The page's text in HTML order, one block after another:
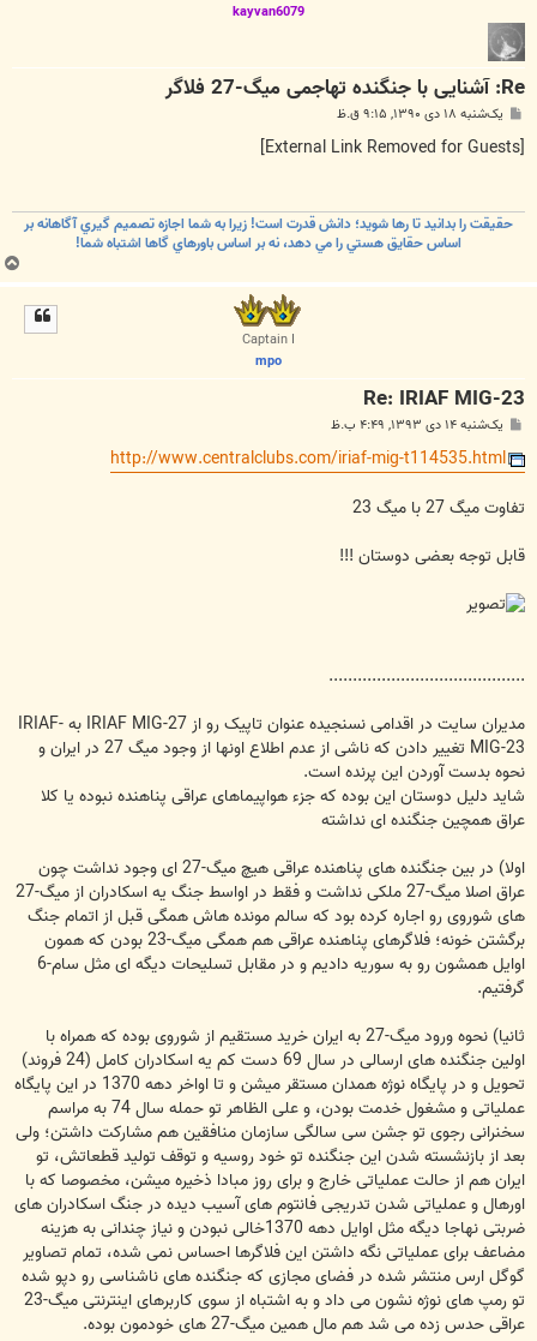
kayvan6079
Re: آشنایی با جنگنده تهاجمی میگ-27 فلاگر
ت
یک‌شنبه ۱۸ دی ۱۳۹۰, ۹:۱۵ ق.ظ
[External Link Removed for Guests]
حقيقت را بدانيد تا رها شويد؛ دانش قدرت است! زيرا به شما اجازه تصميم گيري آگاهانه بر
اساس حقايق هستي را مي دهد، نه بر اساس باورهاي گاها اشتباه شما!
Captain I
mpo
Re: IRIAF MIG-23
ت
یک‌شنبه ۱۴ دی ۱۳۹۳, ۴:۴۹ ب.ظ
http://www.centralclubs.com/iriaf-mig-t114535.html
تفاوت میگ 27 با میگ 23
قابل توجه بعضی دوستان !!!
.........................................
مدیران سایت در اقدامی نسنجیده عنوان تاپیک رو از IRIAF MIG-27 به IRIAF-
MIG-23 تغییر دادن که ناشی از عدم اطلاع اونها از وجود میگ 27 در ایران و
نحوه بدست آوردن این پرنده است.
شاید دلیل دوستان این بوده که جزء هواپیماهای عراقی پناهنده نبوده یا کلا
عراق همچین جنگنده ای نداشته
اولا) در بین جنگنده های پناهنده عراقی هیچ میگ-27 ای وجود نداشت چون
عراق اصلا میگ-27 ملکی نداشت و فقط در اواسط جنگ یه اسکادران از میگ-27
های شوروی رو اجاره کرده بود که سالم مونده هاش همگی قبل از اتمام جنگ
برگشتن خونه؛ فلاگرهای پناهنده عراقی هم همگی میگ-23 بودن که همون
اوایل همشون رو به سوریه دادیم و در مقابل تسلیحات دیگه ای مثل سام-6
گرفتیم.
ثانیا) نحوه ورود میگ-27 به ایران خرید مستقیم از شوروی بوده که همراه با
اولین جنگنده های ارسالی در سال 69 دست کم یه اسکادران کامل (24 فروند)
تحویل و در پایگاه نوژه همدان مستقر میشن و تا اواخر دهه 1370 در این پایگاه
عملیاتی و مشغول خدمت بودن، و علی الظاهر تو حمله سال 74 به مراسم
سخنرانی رجوی تو جشن سی سالگی سازمان منافقین هم مشارکت داشتن؛ ولی
بعد از بازنشسته شدن این جنگنده تو خود روسیه و توقف تولید قطعاتش، تو
ایران هم از حالت عملیاتی خارج و برای روز مبادا ذخیره میشن، مخصوصا که با
اورهال و عملیاتی شدن تدریجی فانتوم های آسیب دیده در جنگ اسکادران های
ضربتی نهاجا دیگه مثل اوایل دهه 1370خالی نبودن و نیاز چندانی به هزینه
مضاعف برای عملیاتی نگه داشتن این فلاگرها احساس نمی شده، تمام تصاویر
گوگل ارس منتشر شده در فضای مجازی که جنگنده های ناشناسی رو دپو شده
تو رمپ های نوژه نشون می داد و به اشتباه از سوی کاربرهای اینترنتی میگ-23
عراقی حدس زده می شد هم مال همین میگ-27 های خودمون بوده.